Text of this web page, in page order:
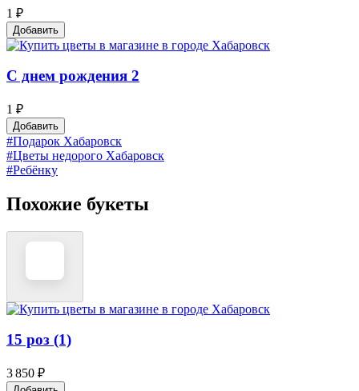
1 ₽
Добавить
С днем рождения 2
1 ₽
Добавить
#Подарок Хабаровск
#Цветы недорого Хабаровск
#Ребёнку
Похожие букеты
15 роз (1)
3 850 ₽